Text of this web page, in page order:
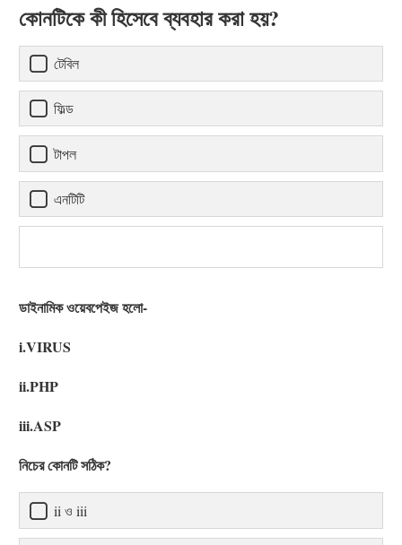
কোনটিকে কী হিসেবে ব্যবহার করা হয়?
টেবিল
ফিল্ড
টাপল
এনটিটি
ডাইনামিক ওয়েবপেইজ হলো-
i.VIRUS
ii.PHP
iii.ASP
নিচের কোনটি সঠিক?
ii ও iii